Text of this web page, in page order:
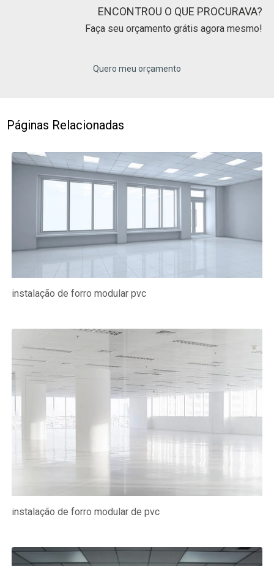
ENCONTROU O QUE PROCURAVA?
Faça seu orçamento grátis agora mesmo!
Quero meu orçamento
Páginas Relacionadas
instalação de forro modular pvc
instalação de forro modular de pvc